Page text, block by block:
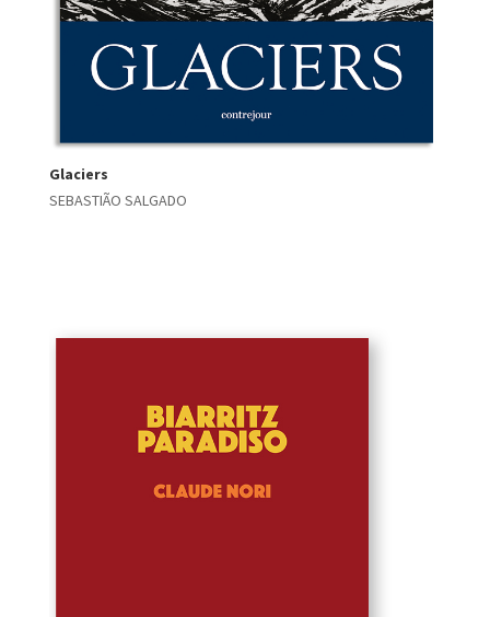
Glaciers
SEBASTIÃO SALGADO